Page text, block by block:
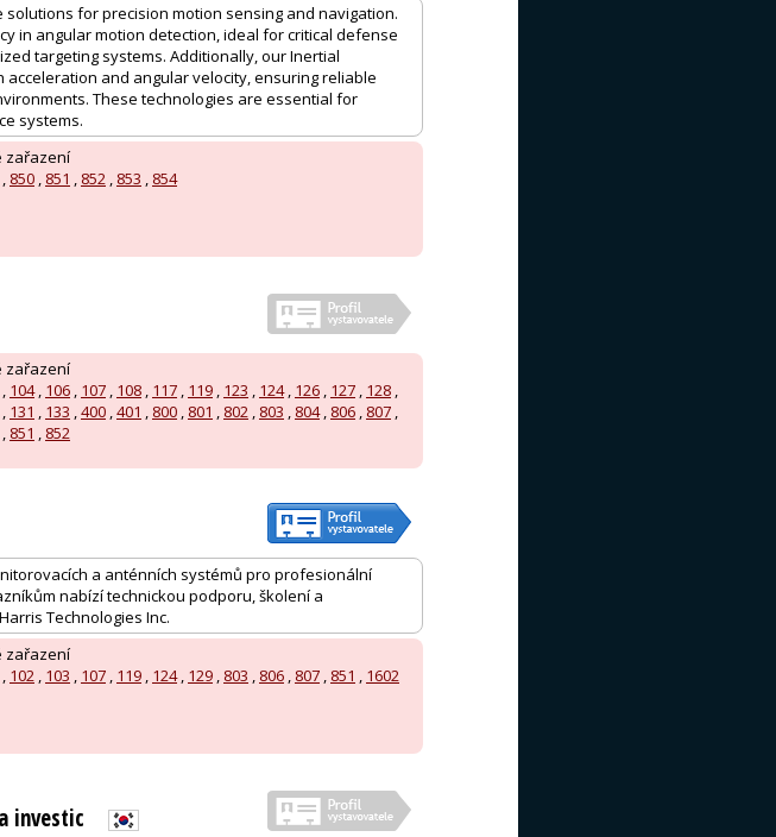
solutions for precision motion sensing and navigation.
in angular motion detection, ideal for critical defense
targeting systems. Additionally, our Inertial
and angular velocity, ensuring reliable
These technologies are essential for
systems.
zařazení
, 850 , 851 , 852 , 853 , 854
zařazení
, 104, 106 , 107 , 108 , 117 , 119 , 123 , 124, 126 , 127 , 128 ,
, 131 , 133 ,400 ,401 , 800 , 801 , 802 , 803 , 804, 806 , 807 ,
, 851 , 852
a anténních systémů pro profesionální
nabízí technickou podporu, školení a
Technologies Inc.
zařazení
, 102 , 103 , 107 , 119 , 124, 129 , 803 , 806 , 807 , 851 , 1602
investic